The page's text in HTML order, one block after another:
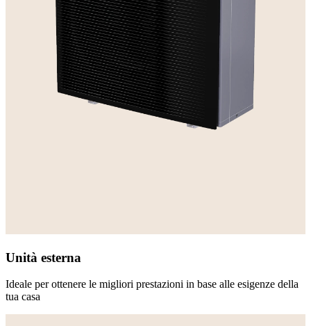
Unità esterna
Ideale per ottenere le migliori prestazioni in base alle esigenze della
tua casa